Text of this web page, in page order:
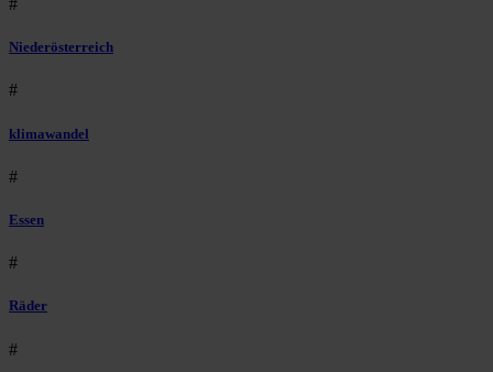
#
Niederösterreich
#
klimawandel
#
Essen
#
Räder
#